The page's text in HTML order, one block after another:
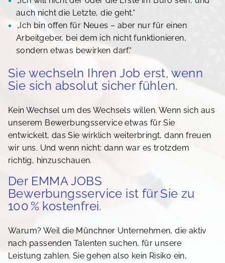
auch nicht die Letzte, die geht.“
„Ich bin offen für Neues – aber nur für einen
Arbeitgeber, bei dem ich nicht funktionieren,
sondern etwas bewirken darf.“
Sie wechseln Ihren Job erst, wenn
Sie sich absolut sicher fühlen.
Kein Wechsel um des Wechsels willen. Wenn sich aus
unserem Bewerbungsservice etwas für Sie
entwickelt, das Sie wirklich weiterbringt, dann freuen
wir uns. Und wenn nicht: dann war es trotzdem
richtig, hinzuschauen.
Der EMMA JOBS
Bewerbungsservice ist für Sie zu
100 % kostenfrei.
Warum? Weil die Münchner Unternehmen, die aktiv
nach passenden Talenten suchen, für unsere
Leistung zahlen. Sie gehen also kein Risiko ein,